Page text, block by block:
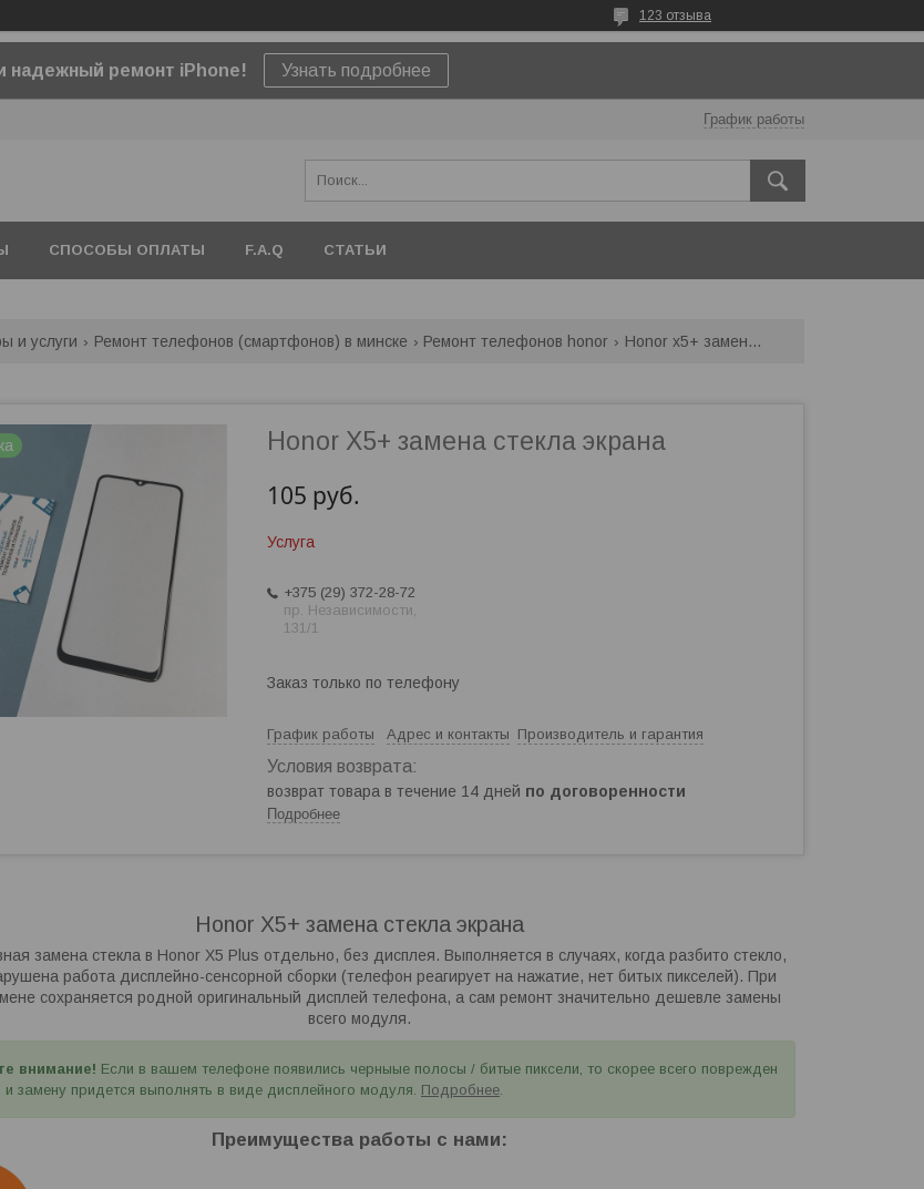
123 отзыва
надежный ремонт iPhone! Узнать подробнее
График работы
СПОСОБЫ ОПЛАТЫ F.A.Q СТАТЬИ
и услуги Ремонт телефонов (смартфонов) в минске Ремонт телефонов honor Honor x5+ замена стекла экрана
Honor X5+ замена стекла экрана
105 руб.
Услуга
+375 (29) 372-28-72
пр. Независимости,
131/1
Заказ только по телефону
График работы Адрес и контакты Производитель и гарантия
возврат товара в течение 14 дней по договоренности
Подробнее
Honor X5+ замена стекла экрана
замена стекла в Honor X5 Plus отдельно, без дисплея. Выполняется в случаях, когда разбито стекло,
работа дисплейно-сенсорной сборки (телефон реагирует на нажатие, нет битых пикселей). При
сохраняется родной оригинальный дисплей телефона, а сам ремонт значительно дешевле замены
всего модуля.
внимание! Если в вашем телефоне появились черныые полосы / битые пиксели, то скорее всего поврежден
и замену придется выполнять в виде дисплейного модуля. Подробнее.
Преимущества работы с нами: